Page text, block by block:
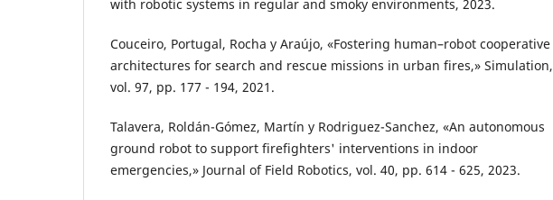
with robotic systems in regular and smoky environments, 2023.
Couceiro, Portugal, Rocha y Araújo, «Fostering human–robot cooperative
architectures for search and rescue missions in urban fires,» Simulation,
vol. 97, pp. 177 - 194, 2021.
Talavera, Roldán-Gómez, Martín y Rodriguez-Sanchez, «An autonomous
ground robot to support firefighters' interventions in indoor
emergencies,» Journal of Field Robotics, vol. 40, pp. 614 - 625, 2023.